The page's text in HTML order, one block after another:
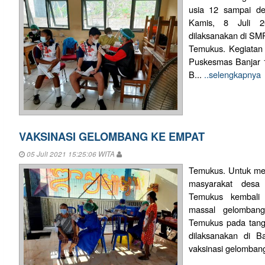
usia 12 sampai
Kamis, 8 Juli
dilaksanakan di
Temukus.
Puskesmas
B... ..selengkapnya
VAKSINASI GELOMBANG KE EMPAT
05 Juli 2021 15:25:06 WITA
Temukus. Untuk
masyarakat
Temukus
massal
Temukus pada
dilaksanakan di
vaksinasi